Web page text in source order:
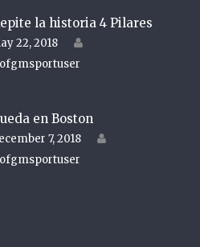
la historia 4 Pilares
on
22, 2018
en Boston
on 7, 2018